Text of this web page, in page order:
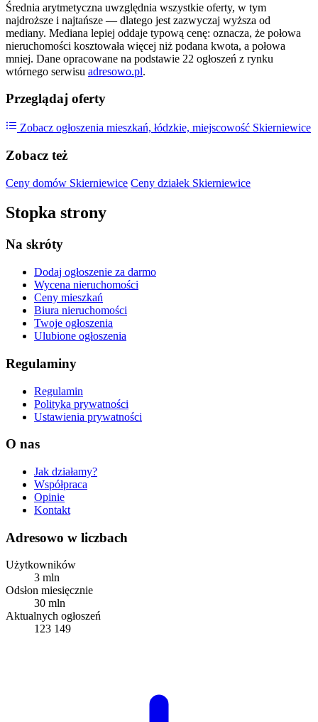
Średnia arytmetyczna uwzględnia wszystkie oferty, w tym
najdroższe i najtańsze — dlatego jest zazwyczaj wyższa od
mediany. Mediana lepiej oddaje typową cenę: oznacza, że połowa
nieruchomości kosztowała więcej niż podana kwota, a połowa
mniej. Dane opracowane na podstawie 22 ogłoszeń z rynku
wtórnego serwisu adresowo.pl.
Przeglądaj oferty
Zobacz ogłoszenia mieszkań, łódzkie, miejscowość Skierniewice
Zobacz też
Ceny domów Skierniewice Ceny działek Skierniewice
Stopka strony
Na skróty
Dodaj ogłoszenie za darmo
Wycena nieruchomości
Ceny mieszkań
Biura nieruchomości
Twoje ogłoszenia
Ulubione ogłoszenia
Regulaminy
Regulamin
Polityka prywatności
Ustawienia prywatności
O nas
Jak działamy?
Współpraca
Opinie
Kontakt
Adresowo w liczbach
Użytkowników
3 mln
Odsłon miesięcznie
30 mln
Aktualnych ogłoszeń
123 149